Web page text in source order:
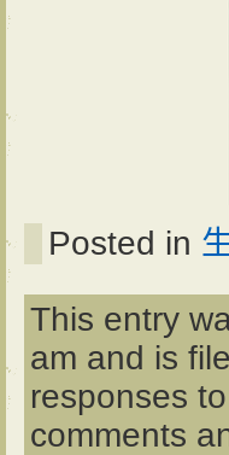
Posted in
This entry
am and is
responses
comments